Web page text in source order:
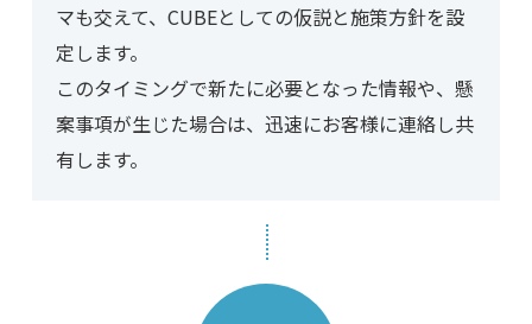
マも交えて、CUBEとしての仮説と施策方針を設
定します。
このタイミングで新たに必要となった情報や、懸
案事項が生じた場合は、迅速にお客様に連絡し共
有します。